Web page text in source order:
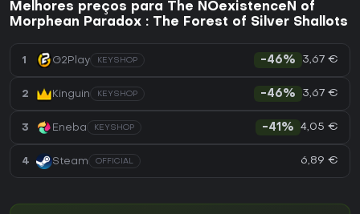
Melhores preços para The NOexistenceN of
Morphean Paradox : The Forest of Silver Shallots
1 G2Play KEYSHOP -46% 3,67 €
2 Kinguin KEYSHOP -46% 3,67 €
3 Eneba KEYSHOP -41% 4,05 €
4 Steam OFFICIAL 6,89 €